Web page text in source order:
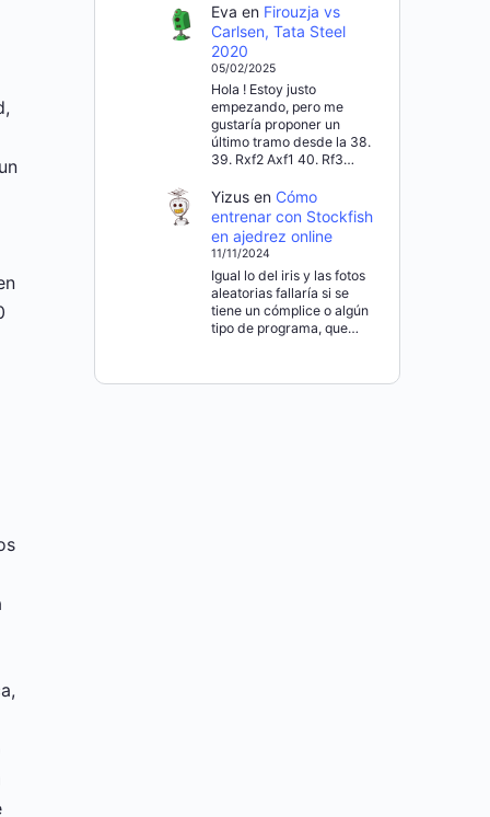
Eva en Firouzja vs
Carlsen, Tata Steel
2020
05/02/2025
Hola ! Estoy justo
empezando, pero me
gustaría proponer un
último tramo desde la 38.
39. Rxf2 Axf1 40. Rf3…
Yizusen Cómo
entrenar con Stockfish
en ajedrez online
11/11/2024
Igual lo del iris y las fotos
aleatorias fallaría si se
tiene un cómplice o algún
tipo de programa, que…